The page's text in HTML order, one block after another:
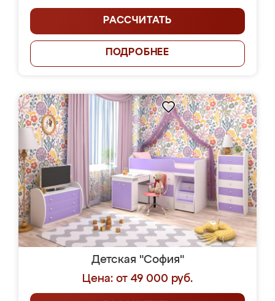
РАССЧИТАТЬ
ПОДРОБНЕЕ
Детская "София"
Цена: от 49 000 руб.